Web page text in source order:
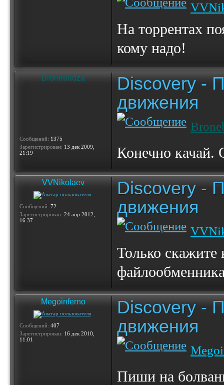
На торрентах
кому надо!
Bronebadza
Сообщений: 1375
Зарегистрирован: 13 дек 2009,
21:19
Discovery -
движения
Конечно
VVNikolaev
Сообщений: 72
Зарегистрирован: 24 апр 2012,
16:37
Discovery -
движения
Только скажите
Megoinferno
Сообщений: 407
Зарегистрирован: 16 дек 2010,
11:01
Discovery -
движения
Пиши на